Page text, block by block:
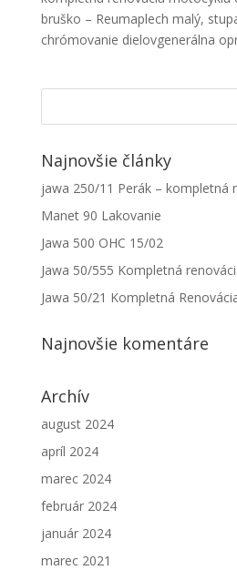
bruško – Reumaplech malý,
chrómovanie dielovgenerálna
Najnovšie články
jawa 250/11 Perák – kompletná
Manet 90 Lakovanie
Jawa 500 OHC 15/02
Jawa 50/555 Kompletná
Jawa 50/21 Kompletná
Najnovšie komentáre
Archív
august 2024
apríl 2024
marec 2024
február 2024
január 2024
marec 2021